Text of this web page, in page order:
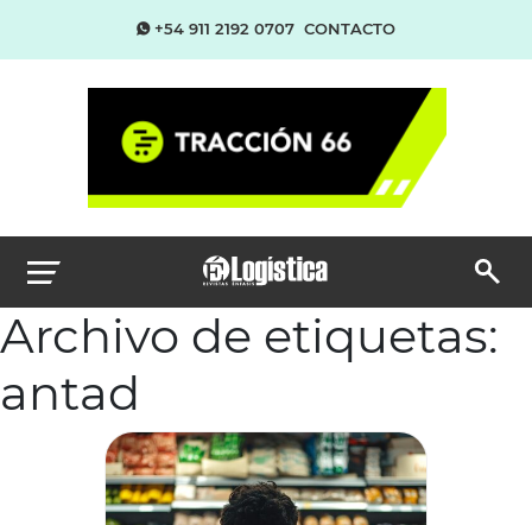
+54 911 2192 0707 CONTACTO
Archivo de etiquetas:
antad